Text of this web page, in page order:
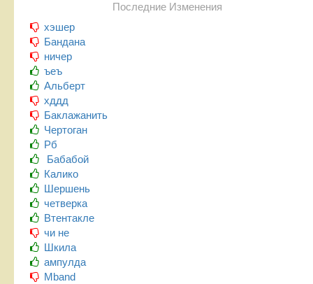
Последние Изменения
хэшер
Бандана
ничер
ъеъ
Альберт
хддд
Баклажанить
Чертоган
Рб
Бабабой
Калико
Шершень
четверка
Втентакле
чи не
Шкила
ампулда
Mband